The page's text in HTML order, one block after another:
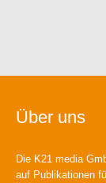
Über uns
Die K21 media
auf Publikationen